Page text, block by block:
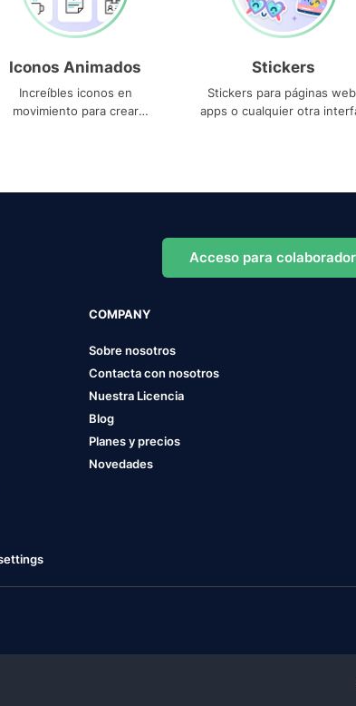
Iconos Animados
Increíbles iconos en
movimiento para crear
Stickers
Stickers para páginas
apps o cualquier otra
Acceso para
COMPANY
Sobre nosotros
Contacta con nosotros
Nuestra Licencia
Blog
Planes y precios
Novedades